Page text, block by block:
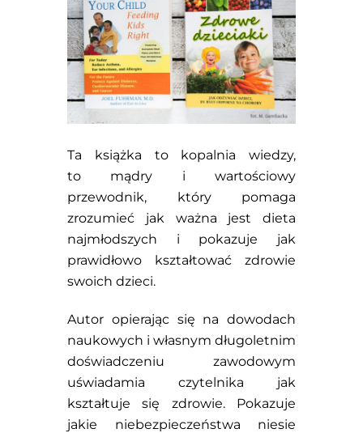
Ta książka to kopalnia wiedzy,
to mądry i wartościowy
przewodnik, który pomaga
zrozumieć jak ważna jest dieta
najmłodszych i pokazuje jak
prawidłowo kształtować zdrowie
swoich dzieci.
Autor opierając się na dowodach
naukowych i własnym długoletnim
doświadczeniu zawodowym
uświadamia czytelnika jak
kształtuje się zdrowie. Pokazuje
jakie niebezpieczeństwa niesie